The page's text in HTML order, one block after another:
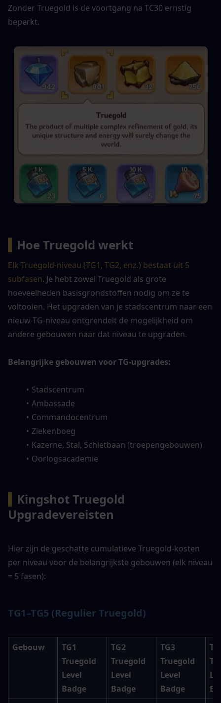
Zonder Truegold is de voortgang na TC30 ernstig
beperkt.
Hoe Truegold werkt
Elk Truegold-niveau (TG1, TG2, enz.) bestaat uit 5
subfasen. Je hebt zowel Truegold als grote
hoeveelheden basisgrondstoffen nodig om ze te
voltooien. Het upgraden van je stadscentrum naar een
nieuw TG-niveau ontgrendelt de mogelijkheid om
andere gebouwen naar dat niveau te upgraden.
Belangrijke gebouwen voor TG-upgrades:
Stadscentrum
Ambassade
Commandocentrum
Ziekenboeg
Kazerne, Stal, Schietbaan (troepengebouwen)
Oorlogsacademie
Kingshot Truegold
Upgradevereisten
Hier zijn de geschatte cumulatieve Truegold-kosten
per niveau voor de belangrijkste gebouwen (elk niveau
= 5 fasen):
TG1–TG5 (Regulier Truegold)
Gebouw
TG1
Truegold
Level
Badge
TG2
Truegold
Level
Badge
TG3
Truegold
Level
Badge